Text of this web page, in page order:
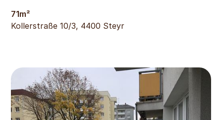
71m²
Kollerstraße 10/3, 4400 Steyr